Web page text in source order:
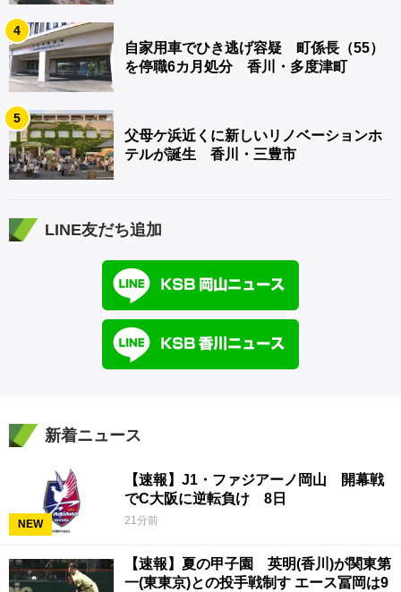
4
自家用車でひき逃げ容疑 町係長（55）
を停職6カ月処分 香川・多度津町
5
父母ケ浜近くに新しいリノベーションホ
テルが誕生 香川・三豊市
LINE友だち追加
新着ニュース
NEW
【速報】J1・ファジアーノ岡山 開幕戦
でC大阪に逆転負け 8日
21分前
【速報】夏の甲子園 英明(香川)が関東第
一(東東京)との投手戦制す エース冨岡は9